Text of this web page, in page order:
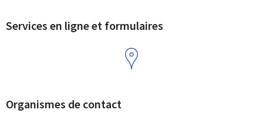
Services en ligne et formulaires
Organismes de contact